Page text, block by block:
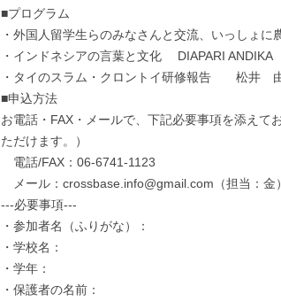
■プログラム
・外国人留学生らのみなさんと交流、いっしょに
・インドネシアの言葉と文化　 DIAPARI
・タイのスラム・クロントイ研修報告　　松井　
■申込方法
お電話・FAX・メールで、下記必要事項を添え
ただけます。）
電話/FAX：06-6741-1123
メール：crossbase.info@gmail.com（担当：金）
---必要事項---
・参加者名（ふりがな）：
・学校名：
・学年：
・保護者の名前：